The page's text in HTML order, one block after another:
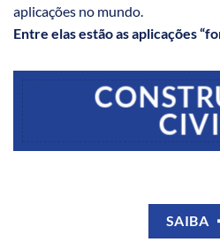
aplicações no mundo.
Entre elas estão as aplicações
SAIBA